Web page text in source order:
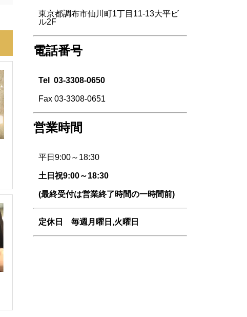
東京都調布市仙川町1丁目11-13大平ビ
ル2F
電話番号
Tel 03-3308-0650
Fax 03-3308-0651
営業時間
平日9:00～18:30
土日祝9:00～18:30
(最終受付は営業終了時間の一時間前)
定休日 毎週 月曜日,火曜日